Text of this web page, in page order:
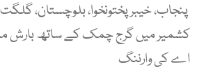
پنجاب، خیبر پختونخوا، بلوچستان،
کشمیر میں گرج چمک کے ساتھ بارش
اے کی وارننگ